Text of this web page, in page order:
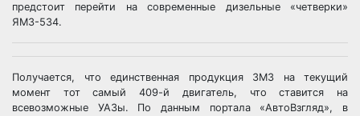
предстоит перейти на современные дизельные «четверки»
ЯМЗ-534.
Получается, что единственная продукция ЗМЗ на текущий
момент тот самый 409-й двигатель, что ставится на
всевозможные УАЗы. По данным портала «АвтоВзгляд», в